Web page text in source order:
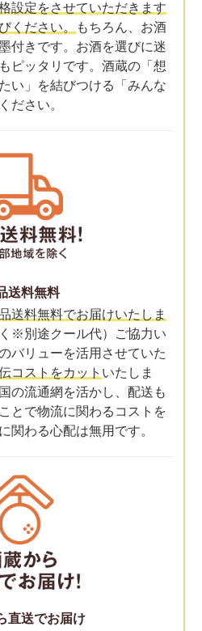
設定をさせていただきます
ください。
もちろん、お酒
付きです。お酒を選びに迷
ピッタリです。酒蔵の「想
い」を結びつける「みんな
ださい。
送料無料
送料無料でお届けいたしま
※別途クール代）ご協力い
バリューを活用させていた
コストをカット いたしま
の流通網を活かし、配送も
とで物流に関わるコストを
関わる心配は無用です。
直送でお届け